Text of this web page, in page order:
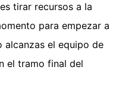
tirar recursos a la
para empezar a
alcanzas el equipo de
el tramo final del